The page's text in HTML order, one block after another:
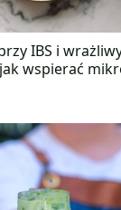
IBS i
wspierać